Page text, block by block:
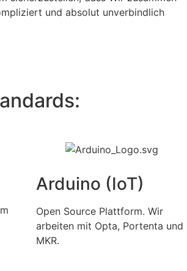
und absolut unverbindlich
Arduino (IoT)
Open Source Plattform. Wir
arbeiten mit Opta, Portenta und
MKR.